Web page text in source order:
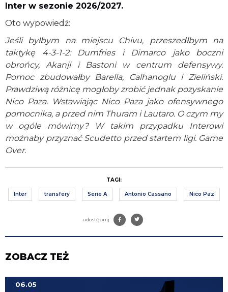
Inter w sezonie 2026/2027.
Oto wypowiedź:
Jeśli byłbym na miejscu Chivu, przeszedłbym na
taktykę 4-3-1-2: Dumfries i Dimarco jako boczni
obrońcy, Akanji i Bastoni w centrum defensywy.
Pomoc zbudowałby Barella, Calhanoglu i Zieliński.
Prawdziwą różnicę mogłoby zrobić jednak pozyskanie
Nico Paza. Wstawiając Nico Paza jako ofensywnego
pomocnika, a przed nim Thuram i Lautaro. O czym my
w ogóle mówimy? W takim przypadku Interowi
możnaby przyznać Scudetto przed startem ligi. Game
Over.
TAGI:
Inter transfery Serie A Antonio Cassano Nico Paz
udostępnij
ZOBACZ TEŻ
06.05